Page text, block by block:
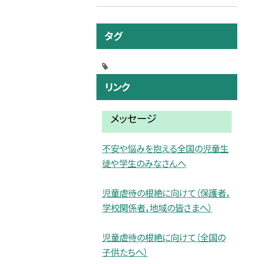
タグ
リンク
メッセージ
不安や悩みを抱える全国の児童生
徒や学生のみなさんへ
児童虐待の根絶に向けて（保護者，
学校関係者，地域の皆さまへ）
児童虐待の根絶に向けて（全国の
子供たちへ）